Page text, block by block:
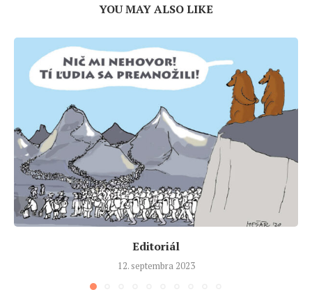
YOU MAY ALSO LIKE
Editoriál
12. septembra 2023